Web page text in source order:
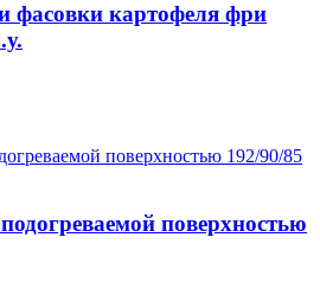
фасовки картофеля фри
поверхностью